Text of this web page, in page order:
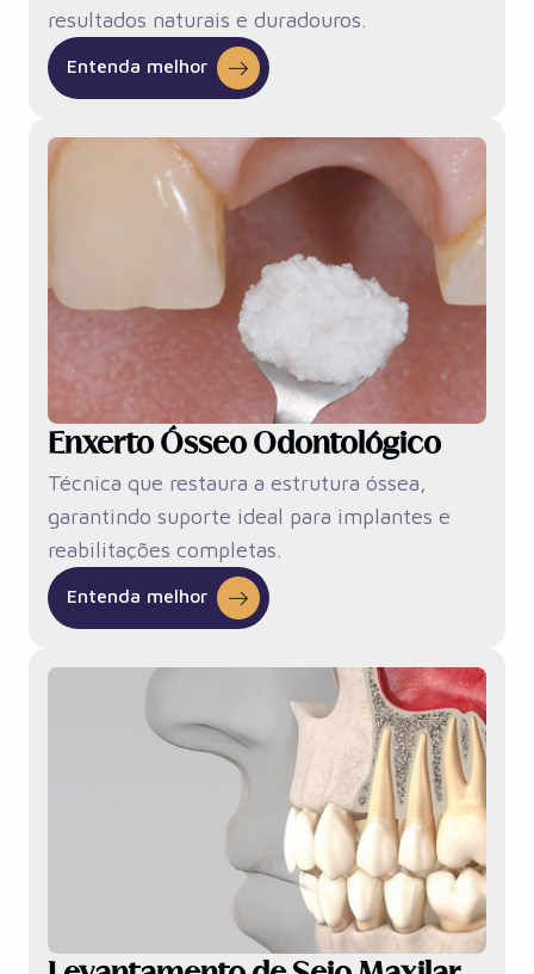
resultados naturais e duradouros.
Entenda melhor
Enxerto Ósseo Odontológico
Técnica que restaura a estrutura óssea,
garantindo suporte ideal para implantes e
reabilitações completas.
Entenda melhor